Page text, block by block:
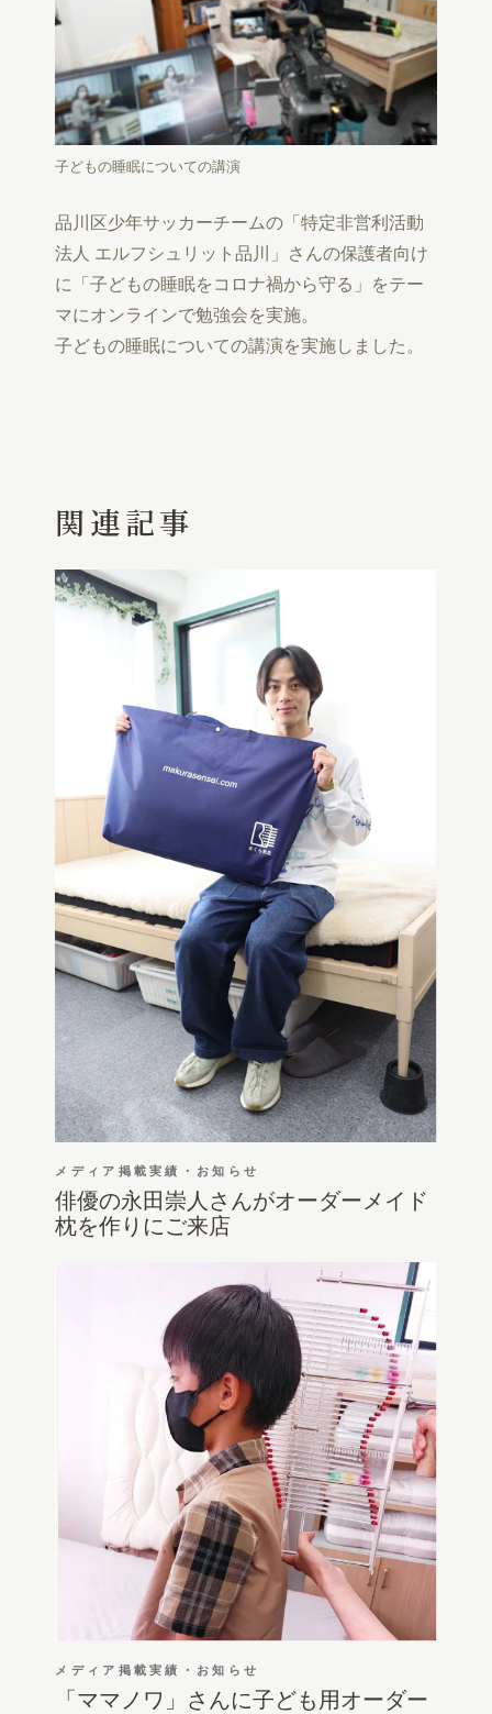
子どもの睡眠についての講演
品川区少年サッカーチームの「特定非営利活動
法人 エルフシュリット品川」さんの保護者向け
に「子どもの睡眠をコロナ禍から守る」をテー
マにオンラインで勉強会を実施。
子どもの睡眠についての講演を実施しました。
関連記事
メディア掲載実績・お知らせ
俳優の永田崇人さんがオーダーメイド
枕を作りにご来店
メディア掲載実績・お知らせ
「ママノワ」さんに子ども用オーダー